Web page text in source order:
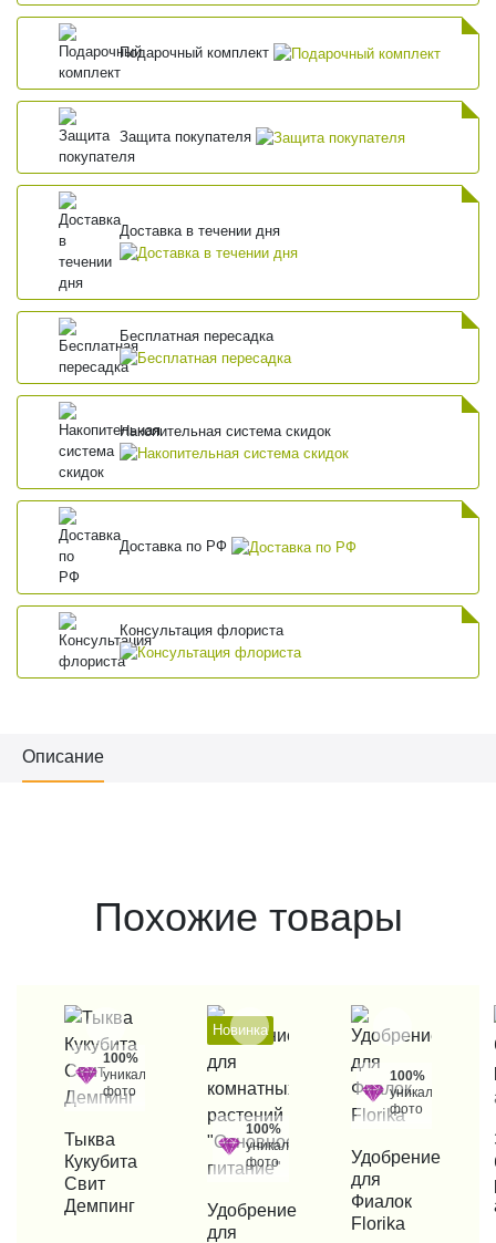
Подарочный комплект
Защита покупателя
Доставка в течении дня
Бесплатная пересадка
Накопительная система скидок
Доставка по РФ
Консультация флориста
Описание
Похожие товары
100%
уникальные
фото
КУПИТЬ В 1 КЛИК
Тыква
Кукубита
Свит
Демпинг
Новинка
100%
уникальные
фото
КУПИТЬ В 1 КЛИК
Удобрение
для
100%
уникальные
фото
КУПИТЬ В 1 КЛИК
Удобрение
для
Фиалок
Florika